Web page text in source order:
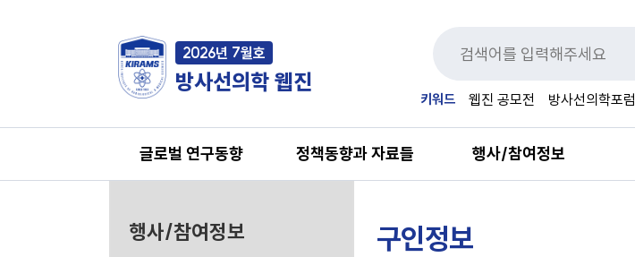
2026년 7월호
방사선의학 웹진
키워드 웹진 공모전 방사선의학포럼
글로벌 연구동향 정책동향과 자료들 행사/참여정보
행사/참여정보 구인정보